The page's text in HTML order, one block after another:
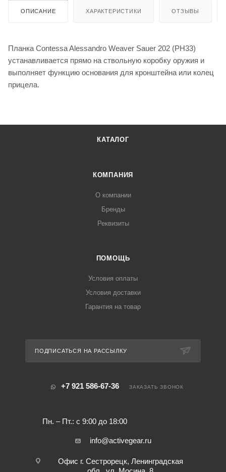
ОПИСАНИЕ ХАРАКТЕРИСТИКИ ОТЗЫВЫ
Планка Contessa Alessandro Weaver Sauer 202 (PH33)
устанавливается прямо на ствольную коробку оружия и
выполняет функцию основания для кронштейна или колец
прицела.
КАТАЛОГ
КОМПАНИЯ
О компании
Бренды
Реквизиты
ПОМОЩЬ
Условия оплаты
Условия доставки
Гарантия на товар
ПОДПИСАТЬСЯ НА РАССЫЛКУ
+7 921 586-67-36
Пн. – Пт.: с 9:00 до 18:00
ЗАКАЗАТЬ ЗВОНОК
info@activegear.ru
Офис г. Сестрорецк, Ленинградская